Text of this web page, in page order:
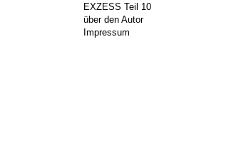
EXZESS Teil 10
über den Autor
Impressum